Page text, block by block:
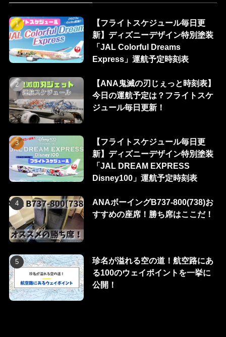
【フライトスケジュール毎日更
新】ディズニーデザイン特別塗装
「JAL Colorful Dreams
Express」運航予定時刻表
【ANA鬼滅の刃じぇっと時刻表】
今日の運航予定は？フライトスケ
ジュール毎日更新！
【フライトスケジュール毎日更
新】ディズニーデザイン特別塗装
「JAL DREAM EXPRESS
Disney100」運航予定時刻表
ANAボーイングB737-800(738)お
すすめの座席！勝ち席はここだ！
珍名が溢れる空の道！航空路にあ
る100のウェイポイントを一挙に
公開！